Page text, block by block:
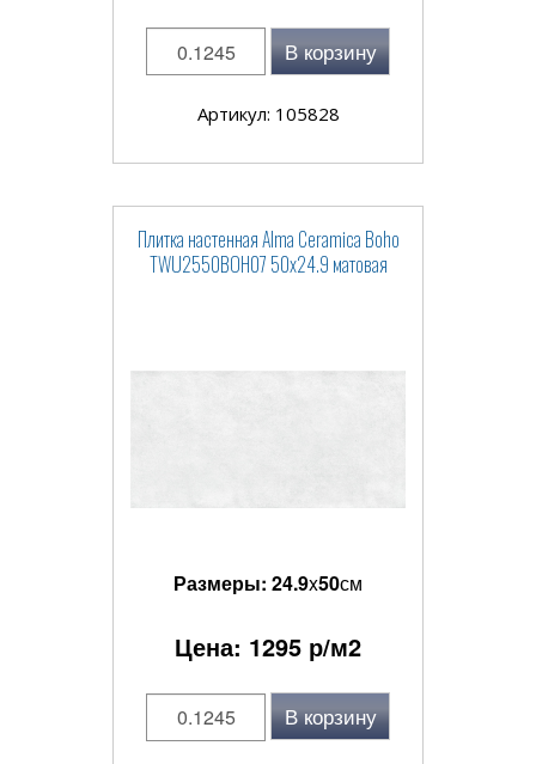
В корзину
Артикул: 105828
Плитка настенная Alma Ceramica Boho
TWU2550BOH07 50x24.9 матовая
Размеры: 24.9x50см
Цена: 1295 р/м2
В корзину